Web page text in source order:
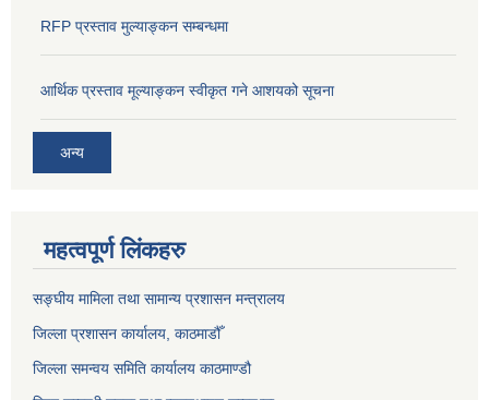
RFP प्रस्ताव मुल्याङ्कन सम्बन्धमा
आर्थिक प्रस्ताव मूल्याङ्कन स्वीकृत गने आशयको सूचना
अन्य
महत्वपूर्ण लिंकहरु
सङ्‍घीय मामिला तथा सामान्य प्रशासन मन्त्रालय
जिल्ला प्रशासन कार्यालय, काठमाडौँ
जिल्ला समन्वय समिति कार्यालय काठमाण्ड‌ौ